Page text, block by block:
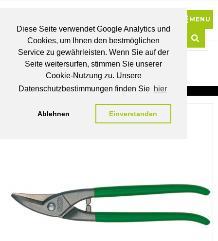
Diese Seite verwendet Google Analytics und
Cookies, um Ihnen den bestmöglichen
Service zu gewährleisten. Wenn Sie auf der
Seite weitersurfen, stimmen Sie unserer
Cookie-Nutzung zu. Unsere
Datenschutzbestimmungen finden Sie hier
Ablehnen Einverstanden
BRUTTO
PREISE
MEIN
WUNSCHLISTE